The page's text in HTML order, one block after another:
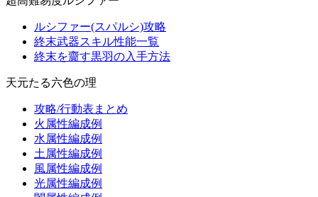
ルシファー(スパルシ)攻略
終末武器スキル性能一覧
終末を齎す黒羽の入手方法
天元たる六色の理
攻略/行動表まとめ
火属性編成例
水属性編成例
土属性編成例
風属性編成例
光属性編成例